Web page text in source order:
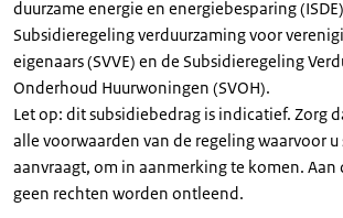
duurzame energie en energiebesparing
Subsidieregeling verduurzaming voor
eigenaars (SVVE) en de Subsidieregeling
Onderhoud Huurwoningen (SVOH).
Let op: dit subsidiebedrag is indicatief. Zorg
alle voorwaarden van de regeling waarvoor u
aanvraagt, om in aanmerking te komen. Aan
geen rechten worden ontleend.